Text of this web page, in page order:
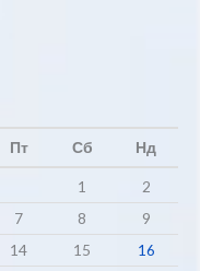
Пт Сб Нд
1
2
7 8
9
14 15
16